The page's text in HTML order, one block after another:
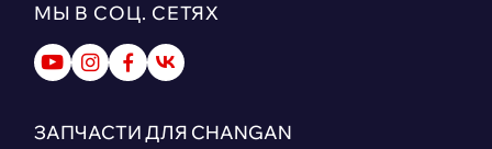
МЫ В СОЦ. СЕТЯХ
ЗАПЧАСТИ ДЛЯ CHANGAN